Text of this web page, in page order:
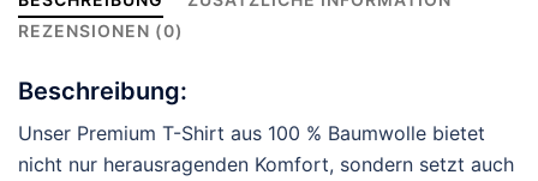
REZENSIONEN (0)
Beschreibung:
Unser Premium T-Shirt aus 100 % Baumwolle bietet
nicht nur herausragenden Komfort, sondern setzt auch